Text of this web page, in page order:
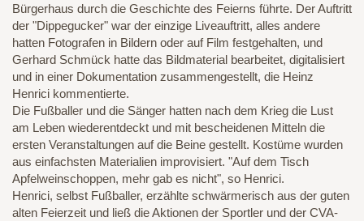
Bürgerhaus durch die Geschichte des Feierns führte. Der Auftritt
der "Dippegucker" war der einzige Liveauftritt, alles andere
hatten Fotografen in Bildern oder auf Film festgehalten, und
Gerhard Schmück hatte das Bildmaterial bearbeitet, digitalisiert
und in einer Dokumentation zusammengestellt, die Heinz
Henrici kommentierte.
Die Fußballer und die Sänger hatten nach dem Krieg die Lust
am Leben wiederentdeckt und mit bescheidenen Mitteln die
ersten Veranstaltungen auf die Beine gestellt. Kostüme wurden
aus einfachsten Materialien improvisiert. "Auf dem Tisch
Apfelweinschoppen, mehr gab es nicht", so Henrici.
Henrici, selbst Fußballer, erzählte schwärmerisch aus der guten
alten Feierzeit und ließ die Aktionen der Sportler und der CVA-